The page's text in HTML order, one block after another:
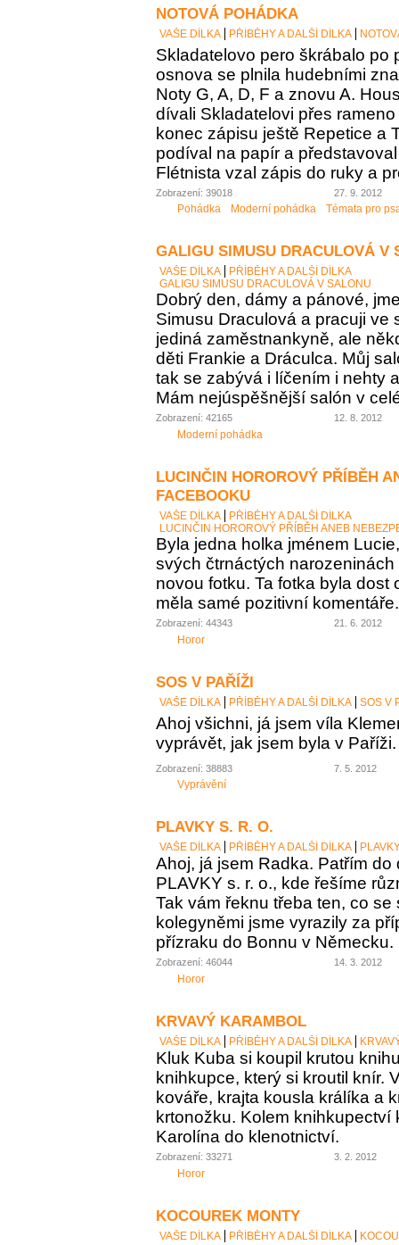
NOTOVÁ POHÁDKA
VAŠE DÍLKA PŘÍBĚHY A DALŠÍ DÍLKA
Skladatelovo pero škrábalo po
osnova se plnila hudebními
Noty G, A, D, F a znovu A.
dívali Skladatelovi přes
konec zápisu ještě Repetice a
podíval na papír a
Flétnista vzal zápis do ruky a
Zobrazení: 39018 27. 9. 2012
Pohádka Moderní pohádka Témata pro
GALIGU SIMUSU DRACULOVÁ V
VAŠE DÍLKA
PŘÍBĚHY A DALŠÍ DÍLKA
GALIGU SIMUSU DRACULOVÁ V SALONU
Dobrý den, dámy a pánové,
Simusu Draculová a pracuji ve
jediná zaměstnankyně, ale
děti Frankie a Dráculca. Můj
tak se zabývá i líčením i nehty
Mám nejúspěšnější salón v
Zobrazení: 42165 12. 8. 2012
Moderní pohádka
LUCINČIN HOROROVÝ PŘÍBĚH
FACEBOOKU
VAŠE DÍLKA
PŘÍBĚHY A DALŠÍ DÍLKA
LUCINČIN HOROROVÝ PŘÍBĚH ANEB
Byla jedna holka jménem
svých čtrnáctých
novou fotku. Ta fotka byla dost
měla samé pozitivní
Zobrazení: 44343 21. 6. 2012
Horor
SOS V PAŘÍŽI
VAŠE DÍLKA PŘÍBĚHY A DALŠÍ DÍLKA SOS V
Ahoj všichni, já jsem víla
vyprávět, jak jsem byla v Paříži.
Zobrazení: 38883 7. 5. 2012
Vyprávění
PLAVKY S. R. O.
VAŠE DÍLKA PŘÍBĚHY A DALŠÍ DÍLKA
Ahoj, já jsem Radka. Patřím
PLAVKY s. r. o., kde řešíme
Tak vám řeknu třeba ten, co se
kolegyněmi jsme vyrazily za
přízraku do Bonnu v Německu.
Zobrazení: 46044 14. 3. 2012
Horor
KRVAVÝ KARAMBOL
VAŠE DÍLKA PŘÍBĚHY A DALŠÍ DÍLKA
Kluk Kuba si koupil krutou
knihkupce, který si kroutil knír.
kováře, krajta kousla králíka a
krtonožku. Kolem
Karolína do klenotnictví.
Zobrazení: 33271 3. 2. 2012
Horor
KOCOUREK MONTY
VAŠE DÍLKA PŘÍBĚHY A DALŠÍ DÍLKA